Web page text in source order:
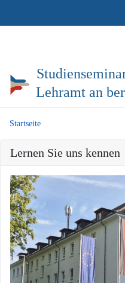
Lehramt an
Startseite
Lernen Sie uns kennen